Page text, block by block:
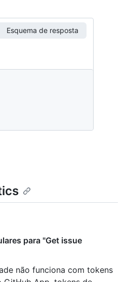
Esquema de resposta
para "Get issue
não funciona com tokens